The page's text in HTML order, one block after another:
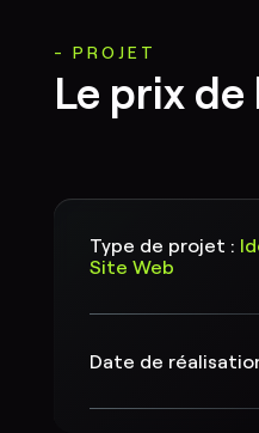
PROJET
Le prix de
Type de projet :
Site Web
Date de